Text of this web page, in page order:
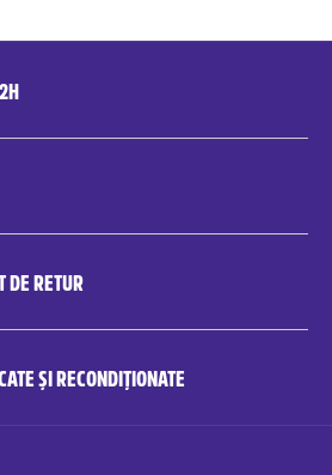
DE RETUR
ȘI RECONDIȚIONATE